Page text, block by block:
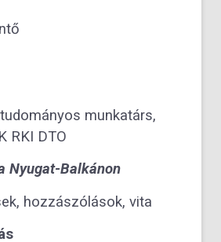
munkatárs,
RKI DTO
Nyugat-Balkánon
hozzászólások, vita